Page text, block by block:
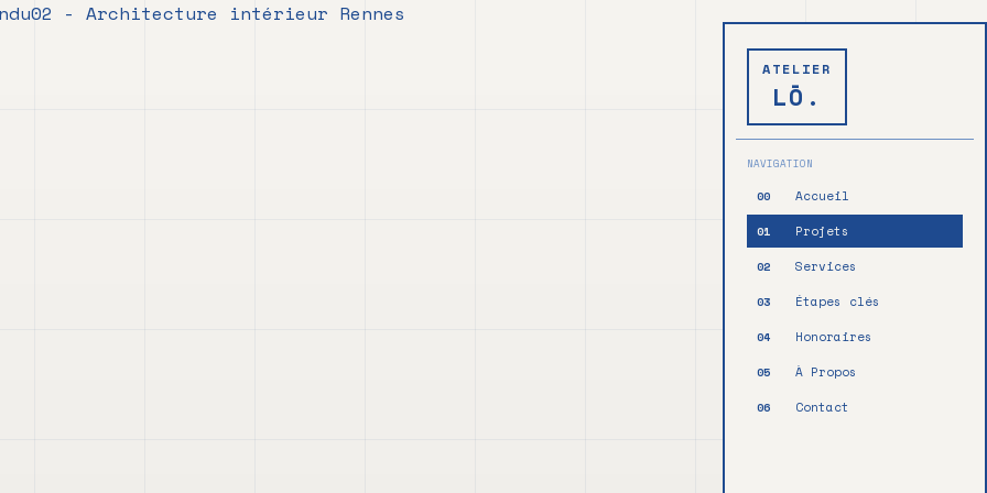
ATELIER
LŌ.
NAVIGATION
00 Accueil
01 Projets
02 Services
03 Étapes clés
04 Honoraires
05 À Propos
06 Contact